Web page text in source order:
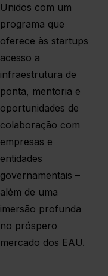
Unidos com um
programa que
oferece às startups
acesso a
infraestrutura de
ponta, mentoria e
oportunidades de
colaboração com
empresas e
entidades
governamentais –
além de uma
imersão profunda
no próspero
mercado dos EAU.